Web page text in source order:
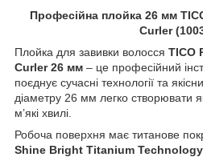
Професійна плойка 26 мм
Curler
Плойка для завивки волосся TICO
Curler 26 мм – це професійний
поєднує сучасні технології та
діаметру 26 мм легко створювати
м’які хвилі.
Робоча поверхня має титанове
Shine Bright Titanium Technology